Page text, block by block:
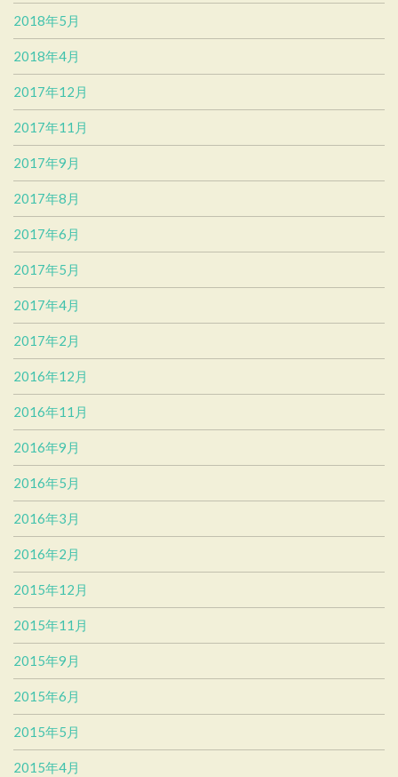
2018年5月
2018年4月
2017年12月
2017年11月
2017年9月
2017年8月
2017年6月
2017年5月
2017年4月
2017年2月
2016年12月
2016年11月
2016年9月
2016年5月
2016年3月
2016年2月
2015年12月
2015年11月
2015年9月
2015年6月
2015年5月
2015年4月